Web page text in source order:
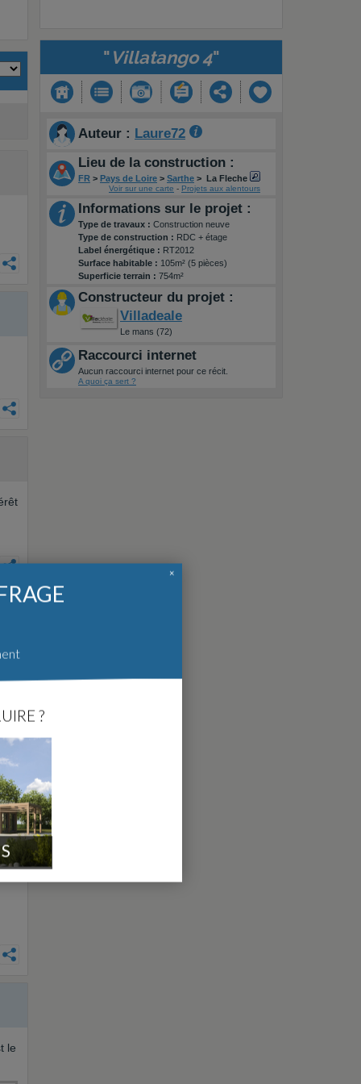
le
"Villatango 4"
Auteur : Laure72
Lieu de la construction :
FR > Pays de Loire > Sarthe > La Fleche
Voir sur une carte - Projets aux alentours
Informations sur le projet :
Type de travaux : Construction neuve
Type de construction : RDC + étage
Label énergétique : RT2012
Surface habitable : 105m² (5 pièces)
Superficie terrain : 754m²
Constructeur du projet :
Villadeale
Le mans (72)
Raccourci internet
Aucun raccourci internet pour ce récit.
A quoi ça sert ?
?
×